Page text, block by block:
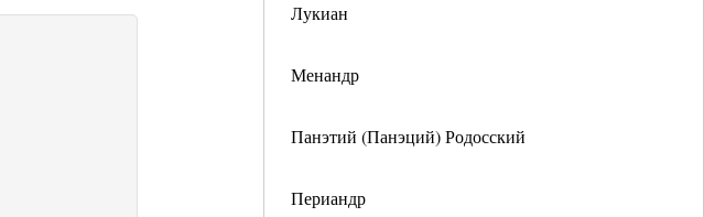
Лукиан
Менандр
Панэтий (Панэций) Родосский
Периандр